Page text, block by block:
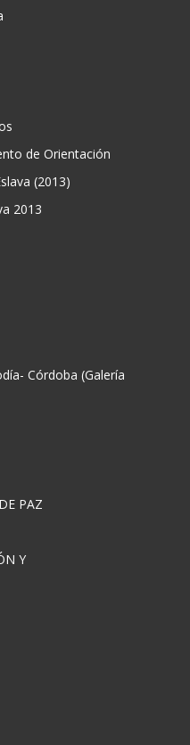
de Orientación
(2013)
2013
Córdoba (Galería
PAZ
Y